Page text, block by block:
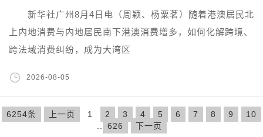
新华社广州8月4日电（周颖、杨粟茗）随着港澳居民北
上内地消费与内地居民南下港澳消费增多，如何化解跨境、
跨法域消费纠纷，成为大湾区
2026-08-05
6254条 上一页 1 2 3 4 5 6 7 8 9
10
626 下一页